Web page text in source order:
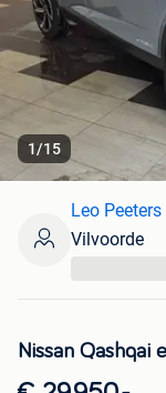
1/15
Nissan Qashqai
Leo
Vilvoorde